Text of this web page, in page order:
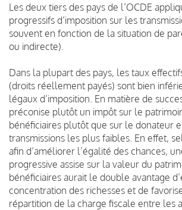
Les deux tiers des pays de l’OCDE
progressifs d’imposition sur les
souvent en fonction de la situation de
ou indirecte).
Dans la plupart des pays, les taux
(droits réellement payés) sont bien
légaux d’imposition. En matière de
préconise plutôt un impôt sur le
bénéficiaires plutôt que sur le donateur
transmissions les plus faibles. En effet,
afin d’améliorer l’égalité des chances,
progressive assise sur la valeur du
bénéficiaires aurait le double avantage
concentration des richesses et de
répartition de la charge fiscale entre les